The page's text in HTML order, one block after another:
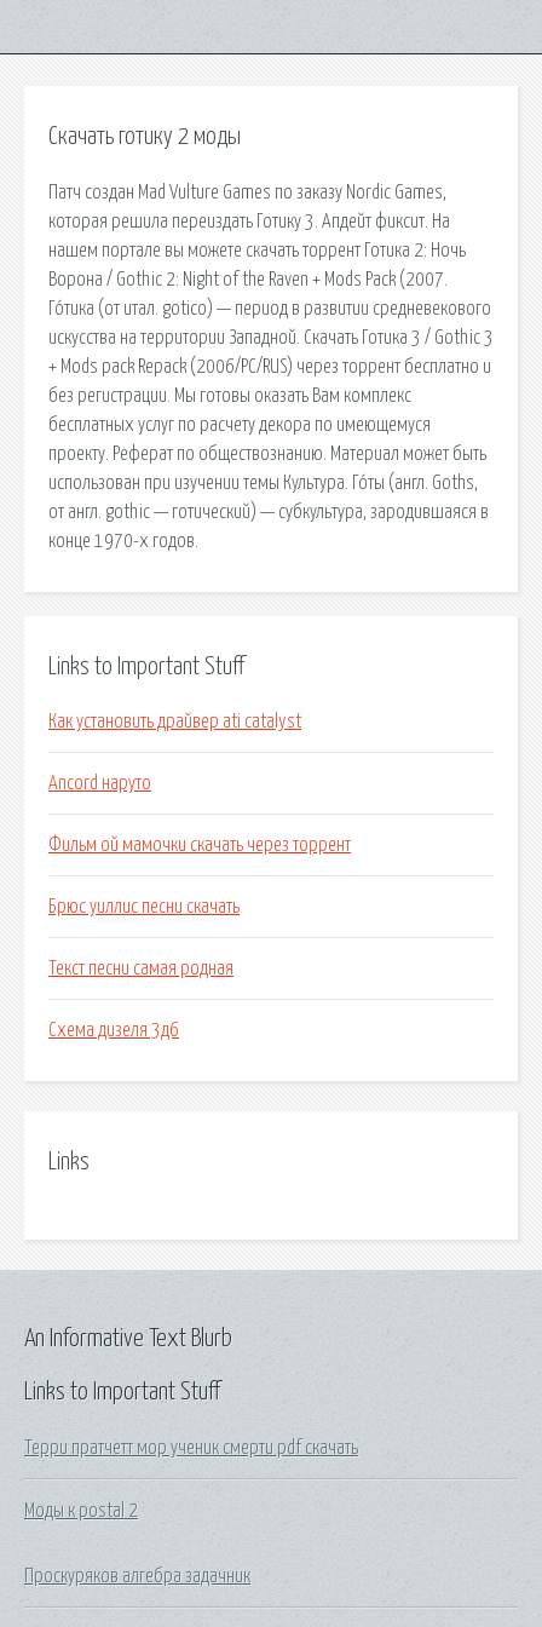
Скачать готику 2 моды
Патч создан Mad Vulture Games по заказу Nordic Games,
которая решила переиздать Готику 3. Апдейт фиксит. На
нашем портале вы можете скачать торрент Готика 2: Ночь
Ворона / Gothic 2: Night of the Raven + Mods Pack (2007.
Го́тика (от итал. gotico) — период в развитии средневекового
искусства на территории Западной. Скачать Готика 3 / Gothic 3
+ Mods pack Repack (2006/PC/RUS) через торрент бесплатно и
без регистрации. Мы готовы оказать Вам комплекс
бесплатных услуг по расчету декора по имеющемуся
проекту. Реферат по обществознанию. Материал может быть
использован при изучении темы Культура. Го́ты (англ. Goths,
от англ. gothic — готический) — субкультура, зародившаяся в
конце 1970-х годов.
Links to Important Stuff
Как установить драйвер ati catalyst
Ancord наруто
Фильм ой мамочки скачать через торрент
Брюс уиллис песни скачать
Текст песни самая родная
Схема дизеля 3д6
Links
Links to Important Stuff
Терри пратчетт мор ученик смерти pdf скачать
Моды к postal 2
Проскуряков алгебра задачник
An Informative Text Blurb